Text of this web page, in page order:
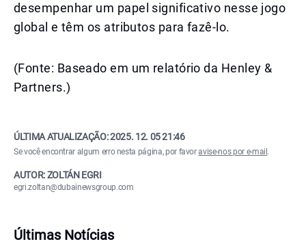
desempenhar um papel significativo nesse jogo
global e têm os atributos para fazê-lo.
(Fonte: Baseado em um relatório da Henley &
Partners.)
ÚLTIMA ATUALIZAÇÃO:2025. 12. 05 21:46
Se você encontrar algum erro nesta página, por favoravise-nos por e-mail .
AUTOR: ZOLTÁN EGRI
egri.zoltan@dubainewsgroup.com
Últimas Notícias